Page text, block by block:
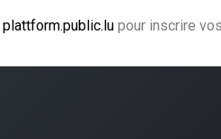
plattform.public.lu pour inscrire